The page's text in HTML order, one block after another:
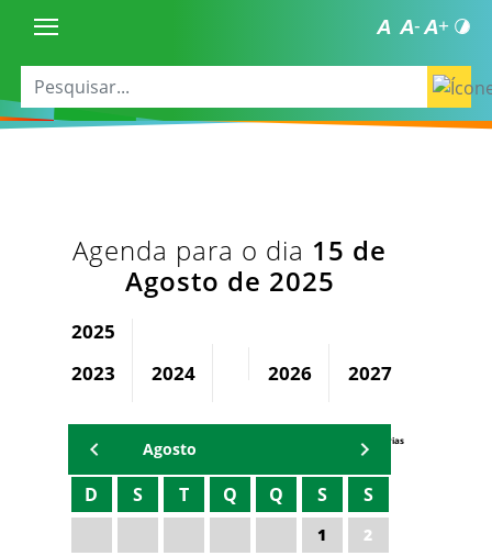
Agenda para o dia 15 de
Agosto de 2025
2025
2023
2024 2026 2027
Agenda Secretárias
Agosto
D S T Q Q S S
1
2